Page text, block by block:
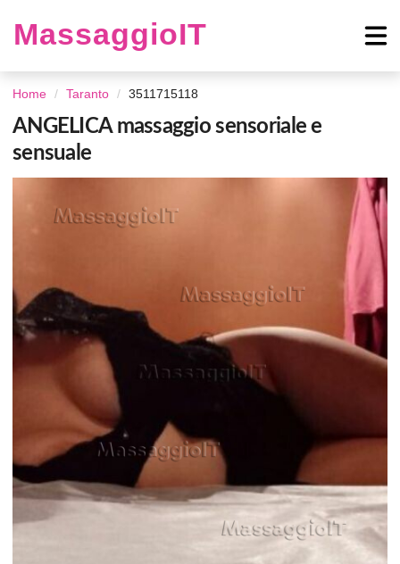
MassaggioIT
Home Taranto 3511715118
ANGELICA massaggio sensoriale e
sensuale